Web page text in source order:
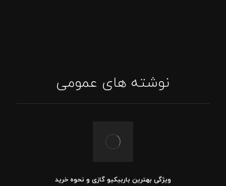
نوشته های عمومی
ویژگی بهترین باربیکیو گازی و نحوه خرید